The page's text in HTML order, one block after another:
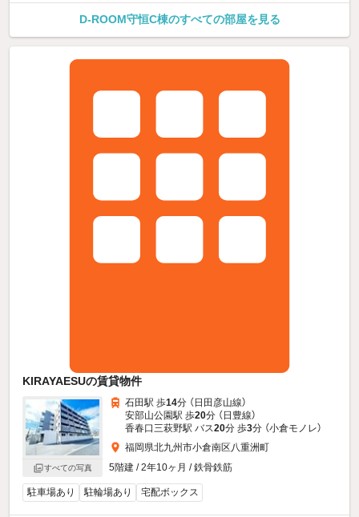
D-ROOM守恒C棟のすべての部屋を見る
KIRAYAESUの賃貸物件
すべての写真
石田駅 歩14分 （日田彦山線）
安部山公園駅 歩20分 （日豊線）
香春口三萩野駅 バス20分 歩3分 （小倉モノレ）
福岡県北九州市小倉南区八重洲町
5階建 / 2年10ヶ月 / 鉄骨鉄筋
駐車場あり 駐輪場あり 宅配ボックス